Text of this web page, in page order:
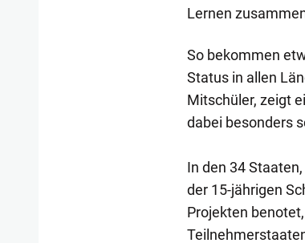
Lernen
So bekommen
Status in allen
Mitschüler, zeigt
dabei besonders
In den 34
der 15-jährigen
Projekten